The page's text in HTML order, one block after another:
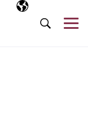
Ausgewählte
DE
Suche